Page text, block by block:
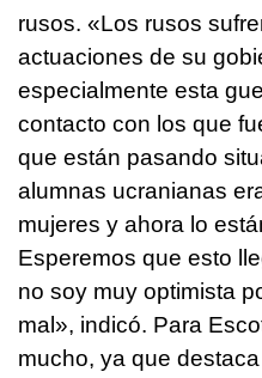
rusos. «Los rusos
actuaciones de su
especialmente esta
contacto con los que
que están pasando
alumnas ucranianas
mujeres y ahora lo
Esperemos que esto
no soy muy optimista
mal», indicó. Para
mucho, ya que